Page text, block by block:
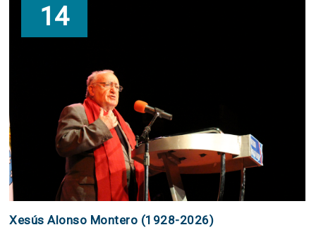
14
Xesús Alonso Montero (1928-2026)